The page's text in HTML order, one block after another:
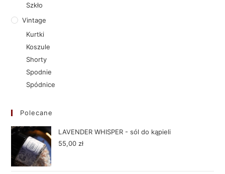
Szkło
Vintage
Kurtki
Koszule
Shorty
Spodnie
Spódnice
Polecane
LAVENDER WHISPER - sól do kąpieli
55,00 zł